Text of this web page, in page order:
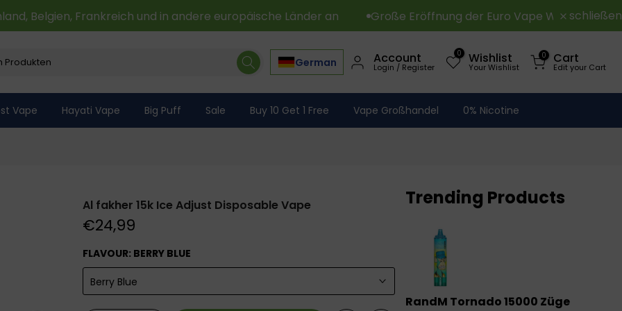
Frankreich und in andere europäische Länder an Große Eröffnung der Euro Vape World schließen
German Account
Login / Register
0 Wishlist
Your Wishlist
0 Cart
Edit your Cart
Vape Hayati Vape Big Puff Sale Buy 10 Get 1 Free Vape Großhandel 0% Nicotine
Al fakher 15k Ice Adjust Disposable Vape
€24,99
FLAVOUR: BERRY BLUE
Berry Blue
Trending Products
RandM Tornado 15000 Züge